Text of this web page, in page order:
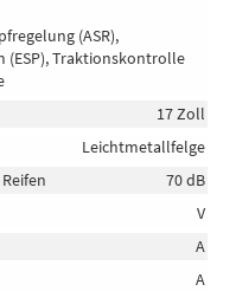
(ASR),
(ESP), Traktionskontrolle
17 Zoll
Leichtmetallfelge
70 dB
V
A
A